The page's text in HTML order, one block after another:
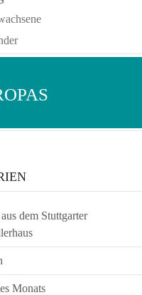
dem Stuttgarter
Monats